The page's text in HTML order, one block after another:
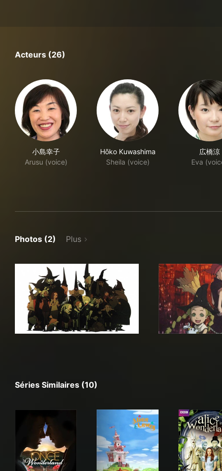
Acteurs (26)
小島幸子
Arusu (voice)
Hōko Kuwashima
Sheila (voice)
広橋涼
Eva
Photos (2) Plus
Séries Similaires (10)